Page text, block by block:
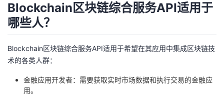
注
验
收
藏
议
Blockchain区块链综合服务API适用于
哪些人？
Blockchain区块链综合服务API适用于希望在其应用中集成区块链技
术的各类人群：
金融应用开发者：需要获取实时市场数据和执行交易的金融应
用。